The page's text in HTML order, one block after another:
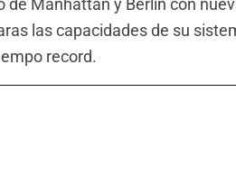
Manhattan y Berlín con
las capacidades de su
record.